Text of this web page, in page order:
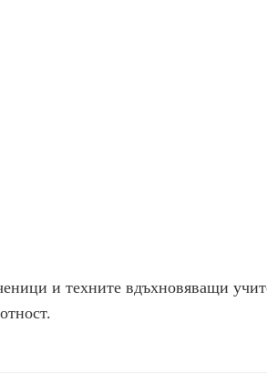
и техните вдъхновяващи